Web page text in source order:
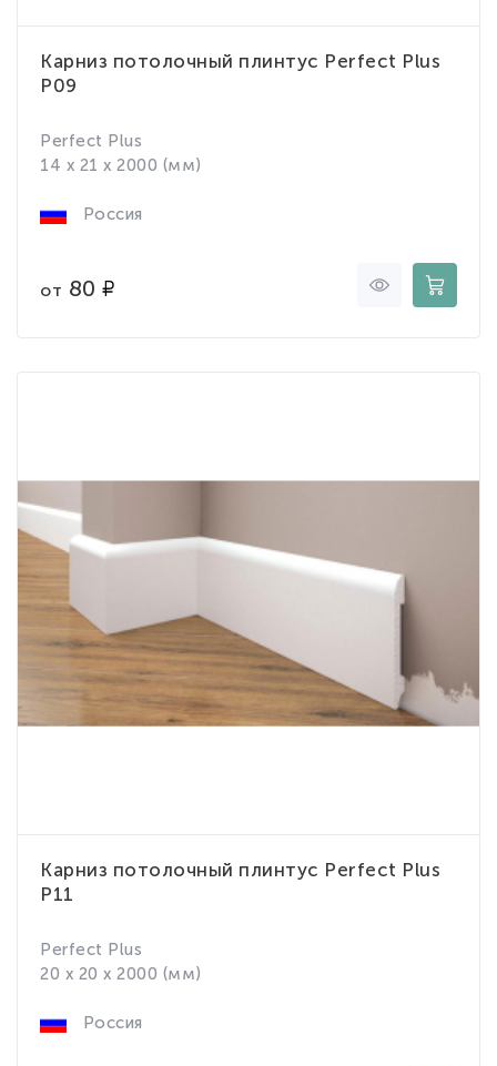
Карниз потолочный плинтус Perfect Plus
P09
Perfect Plus
14 x 21 x 2000 (мм)
Россия
от 80
Карниз потолочный плинтус Perfect Plus
P11
Perfect Plus
20 x 20 x 2000 (мм)
Россия